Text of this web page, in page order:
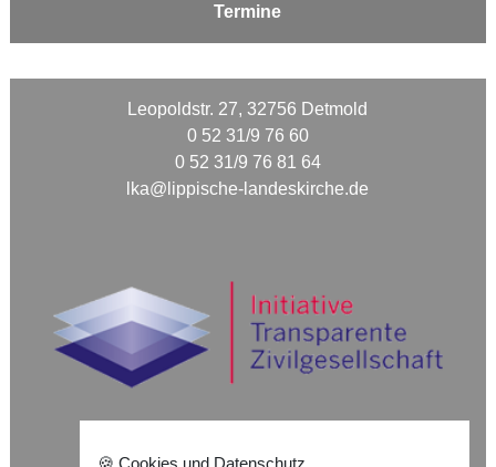
Termine
Leopoldstr. 27, 32756 Detmold
0 52 31/9 76 60
0 52 31/9 76 81 64
lka@lippische-landeskirche.de
🍪 Cookies und Datenschutz